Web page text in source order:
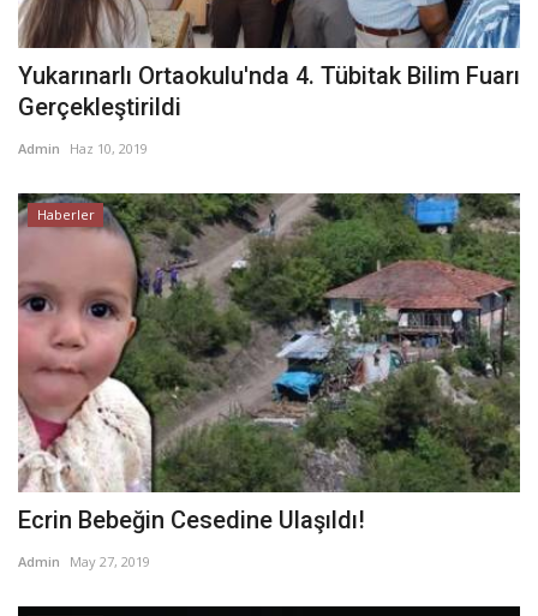
Yukarınarlı Ortaokulu'nda 4. Tübitak Bilim Fuarı
Gerçekleştirildi
Admin Haz 10, 2019
Haberler
Ecrin Bebeğin Cesedine Ulaşıldı!
Admin May 27, 2019